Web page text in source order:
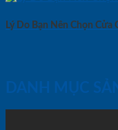
Lý Do Bạn Nên Chọn Cửa
DANH MỤC